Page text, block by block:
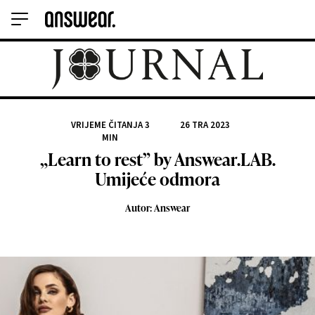
VRIJEME ČITANJA3
MIN
26 TRA 2023
„Learn to rest” by Answear.LAB.
Umijeće odmora
Autor: Answear